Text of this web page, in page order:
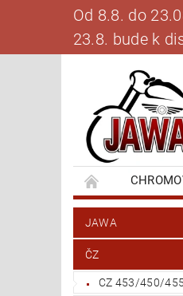
Od 8.8. do
23.8. bude k
BANKOVNÍ
JAWA
ČZ
CZ 453/450/455